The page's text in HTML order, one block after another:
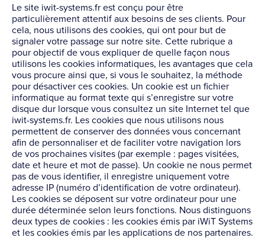
Le site iwit-systems.fr est conçu pour être
particulièrement attentif aux besoins de ses clients. Pour
cela, nous utilisons des cookies, qui ont pour but de
signaler votre passage sur notre site. Cette rubrique a
pour objectif de vous expliquer de quelle façon nous
utilisons les cookies informatiques, les avantages que cela
vous procure ainsi que, si vous le souhaitez, la méthode
pour désactiver ces cookies. Un cookie est un fichier
informatique au format texte qui s’enregistre sur votre
disque dur lorsque vous consultez un site Internet tel que
iwit-systems.fr. Les cookies que nous utilisons nous
permettent de conserver des données vous concernant
afin de personnaliser et de faciliter votre navigation lors
de vos prochaines visites (par exemple : pages visitées,
date et heure et mot de passe). Un cookie ne nous permet
pas de vous identifier, il enregistre uniquement votre
adresse IP (numéro d’identification de votre ordinateur).
Les cookies se déposent sur votre ordinateur pour une
durée déterminée selon leurs fonctions. Nous distinguons
deux types de cookies : les cookies émis par iWiT Systems
et les cookies émis par les applications de nos partenaires.